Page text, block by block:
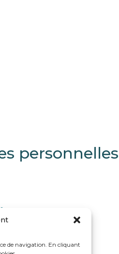
de navigation. En cliquant